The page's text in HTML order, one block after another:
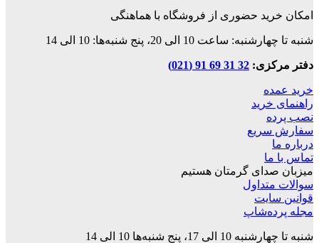
حضوری از فروشگاه با هماهنگی
10 الی 20، پنج شنبه‌ها: 10 الی 14
32 31 69 91 (021)
گرمتان هستیم
پنج شنبه‌ها 10 الی 14